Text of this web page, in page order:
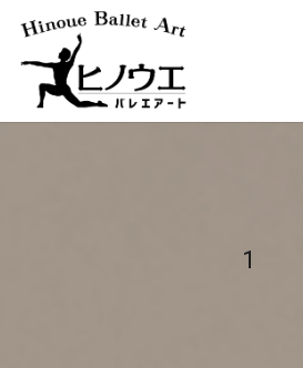
1